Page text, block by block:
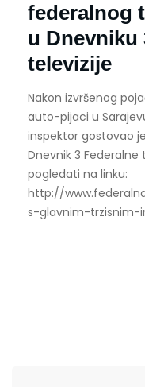
federalnog
u Dnevniku
televizije
Nakon izvršenog
auto-pijaci u
inspektor gostovao
Dnevnik 3
pogledati na linku:
http://
s-glavnim-trzisnim-